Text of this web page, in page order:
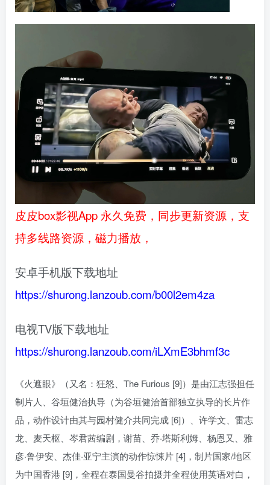
皮皮box影视App 永久免费，同步更新资源，支
持多线路资源，磁力播放，
安卓手机版下载地址
https://shurong.lanzoub.com/b00l2em4za
电视TV版下载地址
https://shurong.lanzoub.com/iLXmE3bhmf3c
《火遮眼》（又名：狂怒、The Furious [9]）是由江志强担任
制片人、谷垣健治执导（为谷垣健治首部独立执导的长片作
品，动作设计由其与园村健介共同完成 [6]）、许学文、雷志
龙、麦天枢、岑君茜编剧，谢苗、乔·塔斯利姆、杨恩又、雅
彦·鲁伊安、杰佳·亚宁主演的动作惊悚片 [4]，制片国家/地区
为中国香港 [9]，全程在泰国曼谷拍摄并全程使用英语对白，